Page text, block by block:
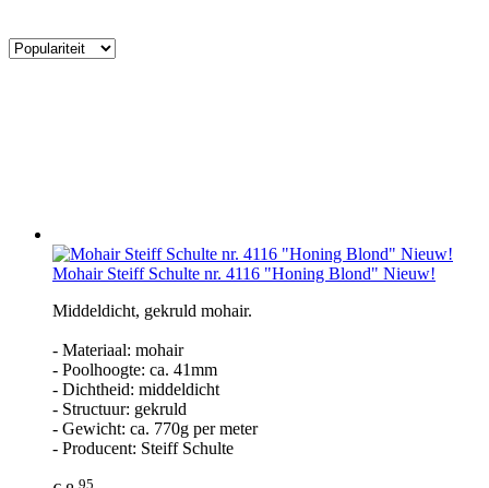
Mohair Steiff Schulte nr. 4116 "Honing Blond" Nieuw!
Middeldicht, gekruld mohair.
- Materiaal: mohair
- Poolhoogte: ca. 41mm
- Dichtheid: middeldicht
- Structuur: gekruld
- Gewicht: ca. 770g per meter
- Producent: Steiff Schulte
95